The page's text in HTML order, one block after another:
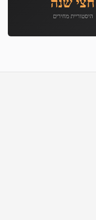
היסטוריית מחירים